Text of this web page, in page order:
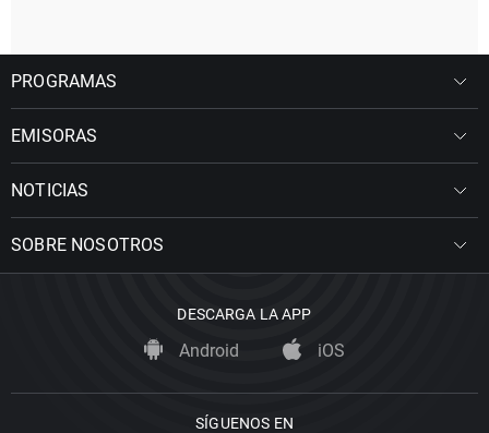
PROGRAMAS
EMISORAS
NOTICIAS
SOBRE NOSOTROS
DESCARGA LA APP
Android iOS
SÍGUENOS EN